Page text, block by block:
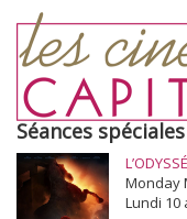
Séances
Monday
Lundi 10